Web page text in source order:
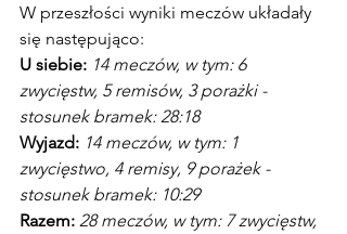
W przeszłości wyniki meczów układały
się następująco:
U siebie: 14 meczów, w tym: 6
zwycięstw, 5 remisów, 3 porażki -
stosunek bramek: 28:18
Wyjazd: 14 meczów, w tym: 1
zwycięstwo, 4 remisy, 9 porażek -
stosunek bramek: 10:29
Razem: 28 meczów, w tym: 7 zwycięstw,